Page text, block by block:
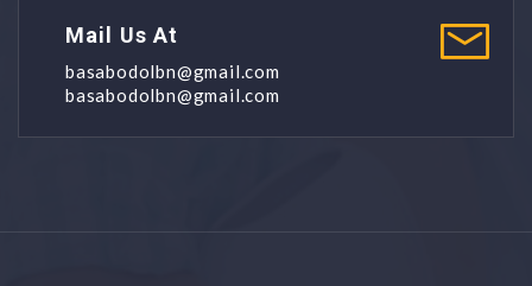
Mail Us At
basabodolbn@gmail.com
basabodolbn@gmail.com